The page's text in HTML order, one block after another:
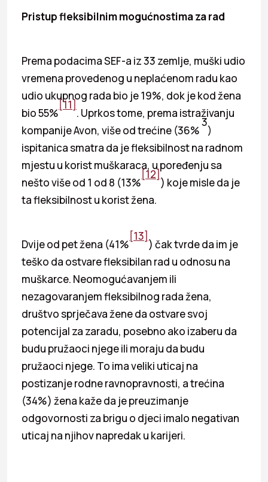
Pristup fleksibilnim mogućnostima za rad
Prema podacima SEF-a iz 33 zemlje, muški udio
vremena provedenog u neplaćenom radu kao
udio ukupnog rada bio je 19%, dok je kod žena
bio 55%
[11]
. Uprkos tome, prema istraživanju
kompanije Avon, više od trećine (36%
3
)
ispitanica smatra da je fleksibilnost na radnom
mjestu u korist muškaraca, u poređenju sa
nešto više od 1 od 8 (13%
[12]
) koje misle da je
ta fleksibilnost u korist žena.
Dvije od pet žena (41%
[13]
) čak tvrde da im je
teško da ostvare fleksibilan rad u odnosu na
muškarce. Neomogućavanjem ili
nezagovaranjem fleksibilnog rada žena,
društvo sprječava žene da ostvare svoj
potencijal za zaradu, posebno ako izaberu da
budu pružaoci njege ili moraju da budu
pružaoci njege. To ima veliki uticaj na
postizanje rodne ravnopravnosti, a trećina
(34%) žena kaže da je preuzimanje
odgovornosti za brigu o djeci imalo negativan
uticaj na njihov napredak u karijeri.